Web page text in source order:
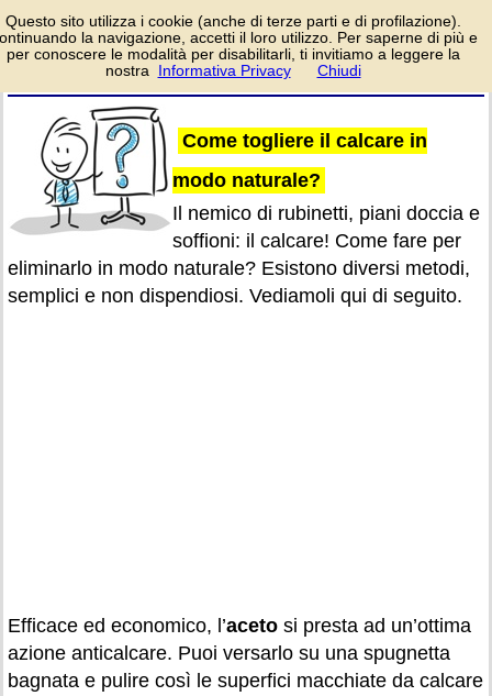
Esistono vari metodi
per eliminare il
calcare, pratici ed
efficaci. Vediamo quali sono.
Come togliere il calcare in
modo naturale?
Il nemico di rubinetti, piani doccia e
soffioni: il calcare! Come fare per
eliminarlo in modo naturale? Esistono diversi metodi,
semplici e non dispendiosi. Vediamoli qui di seguito.
Efficace ed economico, l’aceto si presta ad un’ottima
azione anticalcare. Puoi versarlo su una spugnetta
bagnata e pulire così le superfici macchiate da calcare
Questo sito utilizza i cookie (anche di terze parti e di profilazione).
la navigazione, accetti il loro utilizzo. Per saperne di più e
per conoscere le modalità per disabilitarli, ti invitiamo a leggere la
nostra
Informativa Privacy Chiudi